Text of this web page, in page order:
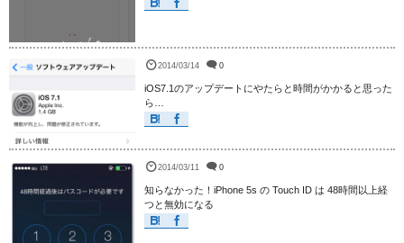
2014/03/14 0
iOS7.1のアップデートにやたらと時間がかかると思った
ら…
2014/03/11 0
知らなかった！iPhone 5s の Touch ID は 48時間以上経
つと無効になる